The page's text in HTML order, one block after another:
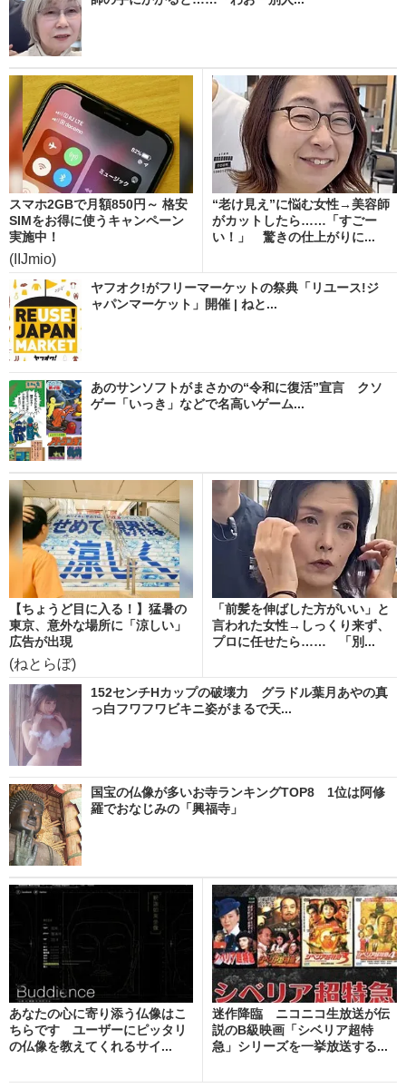
スマホ2GBで月額850円～ 格安
SIMをお得に使うキャンペーン
実施中！
(IIJmio)
“老け見え”に悩む女性→美容師
がカットしたら……「すごー
い！」 驚きの仕上がりに...
ヤフオク!がフリーマーケットの祭典「リユース!ジ
ャパンマーケット」開催 | ねと...
あのサンソフトがまさかの“令和に復活”宣言 クソ
ゲー「いっき」などで名高いゲーム...
【ちょうど目に入る！】猛暑の
東京、意外な場所に「涼しい」
広告が出現
(ねとらぼ)
「前髪を伸ばした方がいい」と
言われた女性→しっくり来ず、
プロに任せたら…… 「別...
152センチHカップの破壊力 グラドル葉月あやの真
っ白フワフワビキニ姿がまるで天...
国宝の仏像が多いお寺ランキングTOP8 1位は阿修
羅でおなじみの「興福寺」
あなたの心に寄り添う仏像はこ
ちらです ユーザーにピッタリ
の仏像を教えてくれるサイ...
迷作降臨 ニコニコ生放送が伝
説のB級映画「シベリア超特
急」シリーズを一挙放送する...